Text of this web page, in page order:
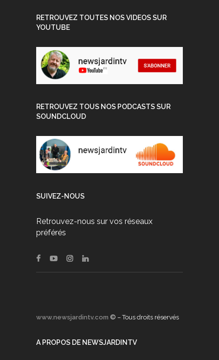
RETROUVEZ TOUTES NOS VIDEOS SUR
YOUTUBE
RETROUVEZ TOUS NOS PODCASTS SUR
SOUNDCLOUD
SUIVEZ-NOUS
Retrouvez-nous sur vos réseaux
préférés
www.newsjardintv.com © – Tous droits réservés
A PROPOS DE NEWSJARDINTV